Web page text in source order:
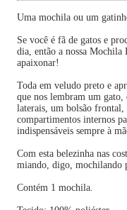
Uma mochila ou um
Se você é fã de gatos e
dia, então a nossa Mochila
apaixonar!
Toda em veludo preto e
que nos lembram um gato,
laterais, um bolsão
compartimentos internos
indispensáveis sempre à
Com esta belezinha nas
miando, digo, mochilando
Contém 1 mochila.